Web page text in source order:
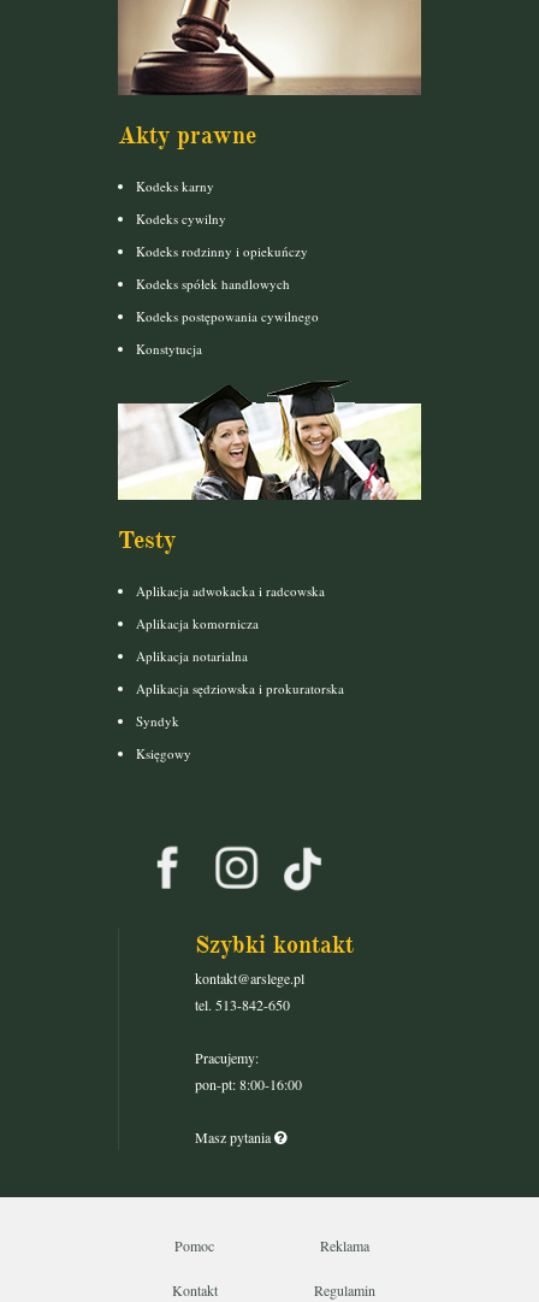
Akty prawne
Kodeks karny
Kodeks cywilny
Kodeks rodzinny i opiekuńczy
Kodeks spółek handlowych
Kodeks postępowania cywilnego
Konstytucja
Testy
Aplikacja adwokacka i radcowska
Aplikacja komornicza
Aplikacja notarialna
Aplikacja sędziowska i prokuratorska
Syndyk
Księgowy
Szybki kontakt
kontakt@arslege.pl
tel. 513-842-650
Pracujemy:
pon-pt: 8:00-16:00
Masz pytania
Pomoc Reklama
Kontakt Regulamin